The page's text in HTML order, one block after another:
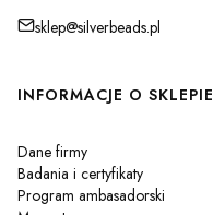
sklep@silverbeads.pl
Linki w stopce
INFORMACJE O SKLEPIE
Dane firmy
Badania i certyfikaty
Program ambasadorski